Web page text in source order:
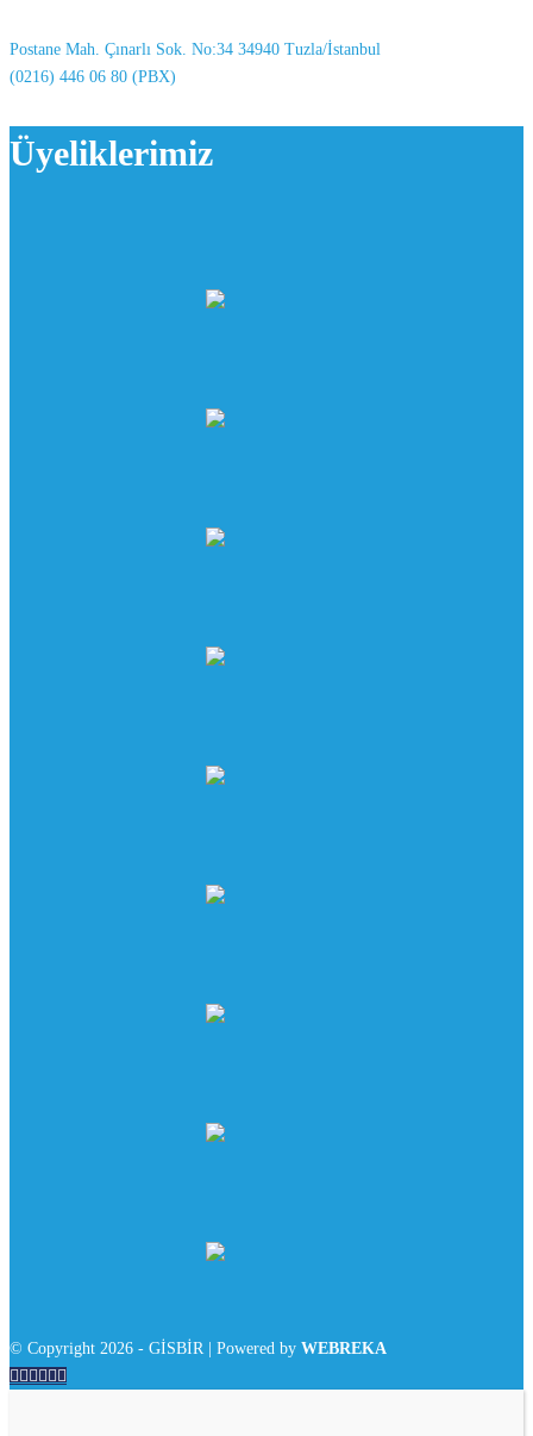
Postane Mah. Çınarlı Sok. No:34 34940 Tuzla/İstanbul
(0216) 446 06 80 (PBX)
Üyeliklerimiz
© Copyright 2026 - GİSBİR | Powered by WEBREKA
